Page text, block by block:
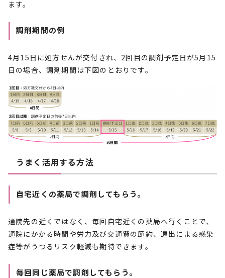
ます。
調剤期間の例
4月15日に処方せんが交付され、2回目の調剤予定日が5月15
日の場合、調剤期間は下図のとおりです。
うまく活用する方法
自宅近くの薬局で調剤してもらう。
通院先の近くではなく、毎回自宅近くの薬局へ行くことで、
通院にかかる時間や労力及び交通費の節約、遠出による感染
症等がうつるリスク軽減も期待できます。
毎回同じ薬局で調剤してもらう。